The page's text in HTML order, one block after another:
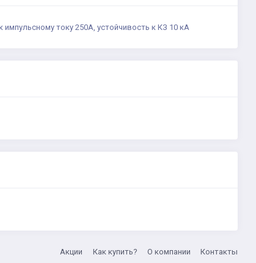
току 250А, устойчивость к КЗ 10 кА
Акции Как купить? О компании Контакты